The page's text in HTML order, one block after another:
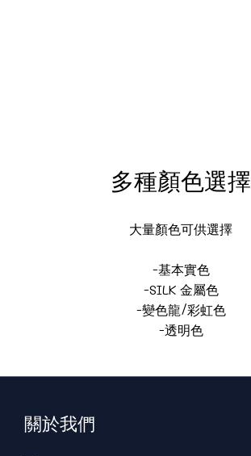
多種顏色選擇
大量顏色可供選擇
-基本實色
-SILK 金屬色
-變色龍/彩虹色
-透明色
關於我們